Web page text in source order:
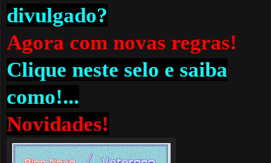
divulgado?
Agora com novas regras!
Clique neste selo e saiba
como!...
Novidades!